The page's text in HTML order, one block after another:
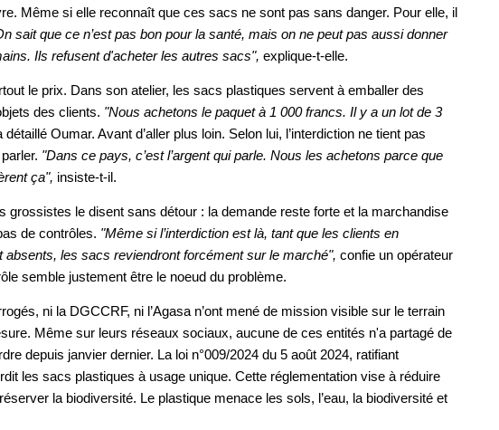
Même si elle reconnaît que ces sacs ne sont pas sans danger. Pour elle, il
sait que ce n’est pas bon pour la santé, mais on ne peut pas aussi donner
Ils refusent d'acheter les autres sacs", explique-t-elle.
le prix. Dans son atelier, les sacs plastiques servent à emballer des
des clients. "Nous achetons le paquet à 1 000 francs. Il y a un lot de 3
détaillé Oumar. Avant d’aller plus loin. Selon lui, l’interdiction ne tient pas
"Dans ce pays, c’est l’argent qui parle. Nous les achetons parce que
ça", insiste-t-il.
grossistes le disent sans détour : la demande reste forte et la marchandise
de contrôles. "Même si l’interdiction est là, tant que les clients en
les sacs reviendront forcément sur le marché", confie un opérateur
semble justement être le noeud du problème.
ni la DGCCRF, ni l’Agasa n’ont mené de mission visible sur le terrain
Même sur leurs réseaux sociaux, aucune de ces entités n'a partagé de
depuis janvier dernier. La loi n°009/2024 du 5 août 2024, ratifiant
les sacs plastiques à usage unique. Cette réglementation vise à réduire
la biodiversité. Le plastique menace les sols, l’eau, la biodiversité et